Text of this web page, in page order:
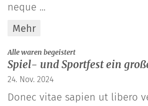
neque ...
Mehr
Alle waren begeistert:
Spiel- und Sportfest ein
24. Nov. 2024
Donec vitae sapien ut libero